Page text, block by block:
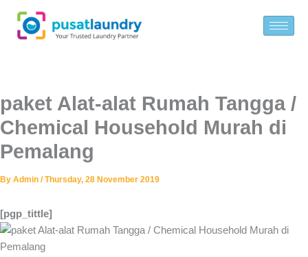
content
paket Alat-alat Rumah Tangga /
Chemical Household Murah di
Pemalang
By Admin /Thursday, 28 November 2019
[pgp_tittle]